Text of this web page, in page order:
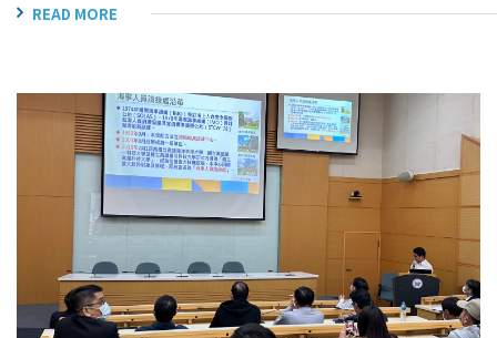
READ MORE